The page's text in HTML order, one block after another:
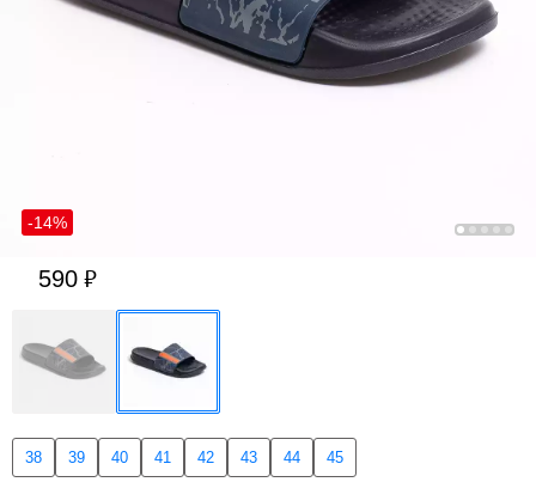
-14%
590
38 39 40 41 42 43 44 45